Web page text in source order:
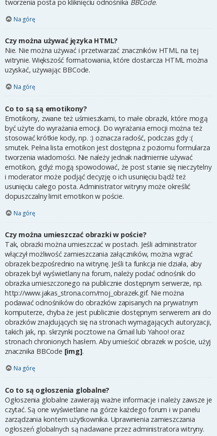
tworzenia posta po kliknięciu odnośnika BBCode.
Na górę
Czy można używać języka HTML?
Nie. Nie można używać i przetwarzać znaczników HTML na tej
witrynie. Większość formatowania, które dostarcza HTML można
uzyskać, używając BBCode.
Na górę
Co to są są emotikony?
Emotikony, zwane też uśmieszkami, to małe obrazki, które mogą
być użyte do wyrażania emocji. Do wyrażania emocji można też
stosować krótkie kody, np. :) oznacza radość, podczas gdy :(
smutek. Pełna lista emotikon jest dostępna z poziomu formularza
tworzenia wiadomości. Nie należy jednak nadmiernie używać
emotikon, gdyż mogą spowodować, że post stanie się nieczytelny
i moderator może podjąć decyzję o ich usunięciu bądź też
usunięciu całego posta. Administrator witryny może określić
dopuszczalny limit emotikon w poście.
Na górę
Czy można umieszczać obrazki w poście?
Tak, obrazki można umieszczać w postach. Jeśli administrator
włączył możliwość zamieszczania załączników, można wgrać
obrazek bezpośrednio na witrynę. Jeśli ta funkcja nie działa, aby
obrazek był wyświetlany na forum, należy podać odnośnik do
obrazka umieszczonego na publicznie dostępnym serwerze, np.
http://www.jakas_strona.com/moj_obrazek.gif. Nie można
podawać odnośników do obrazków zapisanych na prywatnym
komputerze, chyba że jest publicznie dostępnym serwerem ani do
obrazków znajdujących się na stronach wymagających autoryzacji,
takich jak, np. skrzynki pocztowe na Gmail lub Yahoo! oraz
stronach chronionych hasłem. Aby umieścić obrazek w poście, użyj
znacznika BBCode [img].
Na górę
Co to są ogłoszenia globalne?
Ogłoszenia globalne zawierają ważne informacje i należy zawsze je
czytać. Są one wyświetlane na górze każdego forum i w panelu
zarządzania kontem użytkownika. Uprawnienia zamieszczania
ogłoszeń globalnych są nadawane przez administratora witryny.